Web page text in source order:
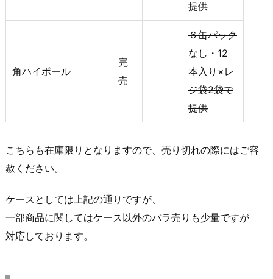
提供
角ハイボール
完
売
６缶パック
なし・12
本入り×レ
ジ袋2袋で
提供
こちらも在庫限りとなりますので、売り切れの際にはご容
赦ください。
ケースとしては上記の通りですが、
一部商品に関してはケース以外のバラ売りも少量ですが
対応しております。